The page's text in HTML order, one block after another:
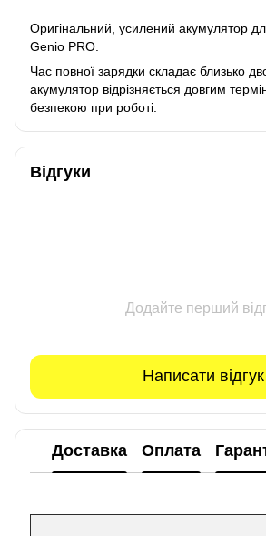
Оригінальний, усилений акумулятор
Genio PRO.
Час повної зарядки складає близько
акумулятор відрізняється довгим
безпекою при роботі
Відгуки
Додайте перший
Написати відгук
Доставка Оплата